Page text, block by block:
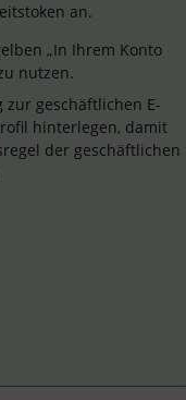
an.
„In Ihrem Konto
nutzen.
geschäftlichen E-
hinterlegen, damit
der geschäftlichen